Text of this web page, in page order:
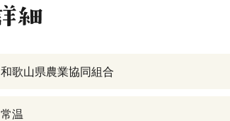
和歌山県農業協同組合
常温